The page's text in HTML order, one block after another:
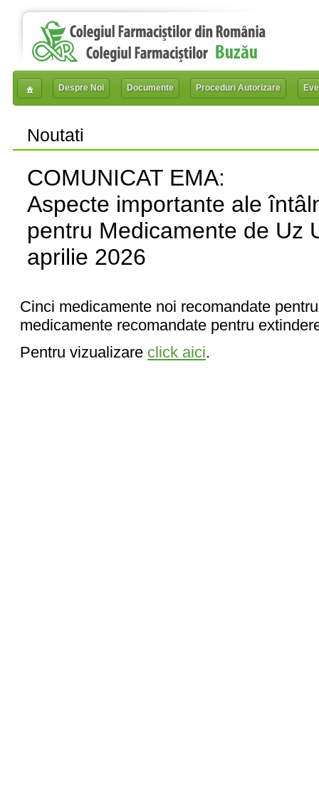
Despre Noi Documente Proceduri Autorizare
Noutati
COMUNICAT EMA:
Aspecte importante ale
pentru Medicamente de Uz
aprilie 2026
Cinci medicamente noi recomandate
medicamente recomandate pentru
Pentru vizualizare click aici.